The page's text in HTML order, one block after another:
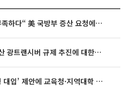
[특징주] “탄약 부족하다“ 美 국방부 증산 요청에⋯국내 방산주 급등세
[특징주] 美 중국산 광트랜시버 규제 추진에 대한광통신 등 광통신株 강세
안에 교육청·지역대학 서·논술형 입시 연계 '착수'